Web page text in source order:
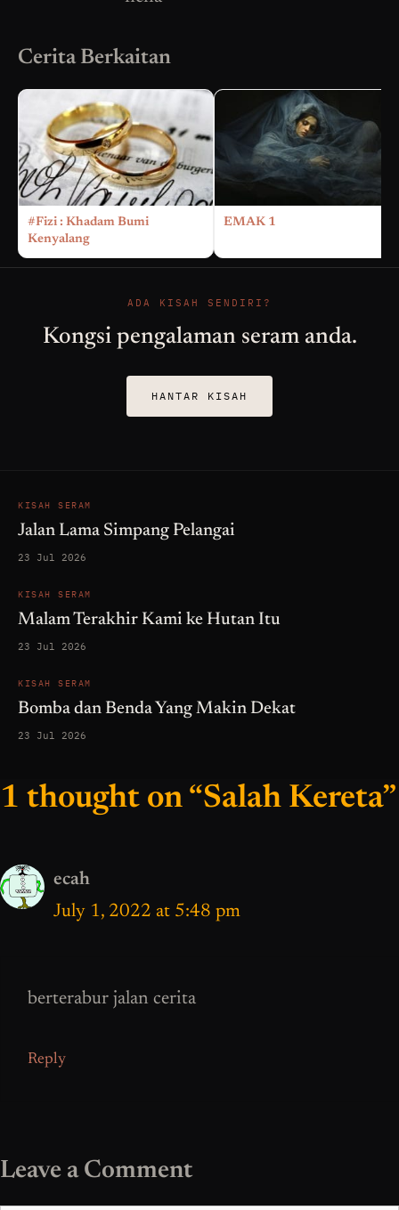
Cerita Berkaitan
#Fizi : Khadam Bumi
Kenyalang
EMAK 1
ADA KISAH SENDIRI?
Kongsi pengalaman seram anda.
HANTAR KISAH
KISAH SERAM
Jalan Lama Simpang Pelangai
23 Jul 2026
KISAH SERAM
Malam Terakhir Kami ke Hutan Itu
23 Jul 2026
KISAH SERAM
Bomba dan Benda Yang Makin Dekat
23 Jul 2026
1 thought on “Salah Kereta”
ecah
July 1, 2022 at 5:48 pm
berterabur jalan cerita
Reply
Leave a Comment